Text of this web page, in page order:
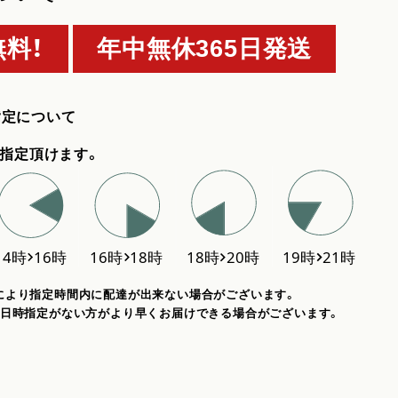
！ 年中無休365日発送
について
定頂けます。
り指定時間内に配達が出来ない場合がございます。
時指定がない方がより早くお届けできる場合がございます。